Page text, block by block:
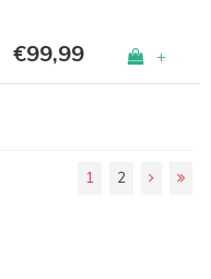
€99,99 +
1 2